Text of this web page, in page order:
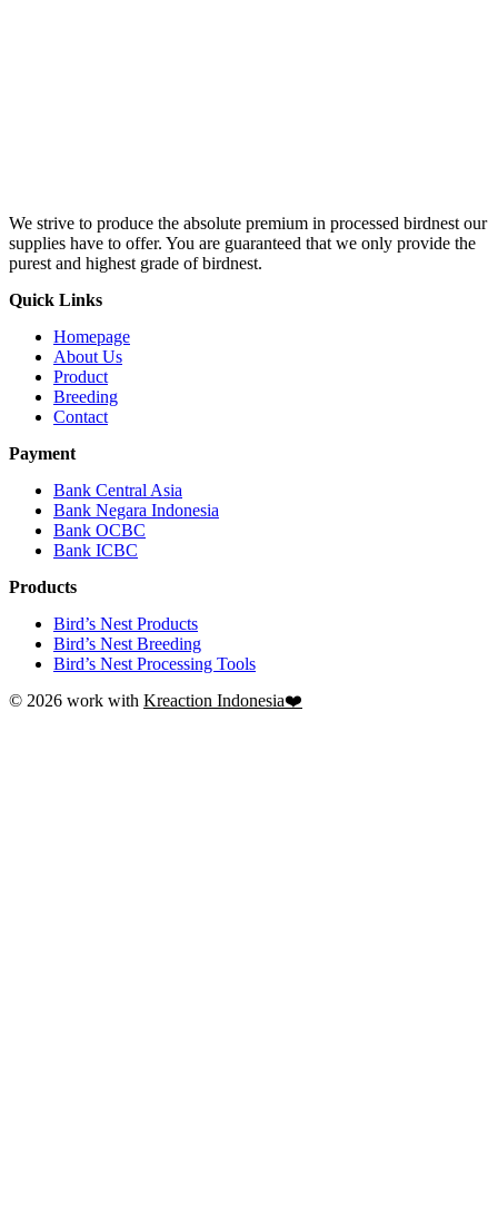
We strive to produce the absolute premium in processed birdnest our
supplies have to offer. You are guaranteed that we only provide the
purest and highest grade of birdnest.
Quick Links
Homepage
About Us
Product
Breeding
Contact
Payment
Bank Central Asia
Bank Negara Indonesia
Bank OCBC
Bank ICBC
Products
Bird’s Nest Products
Bird’s Nest Breeding
Bird’s Nest Processing Tools
© 2026 work with Kreaction Indonesia❤️